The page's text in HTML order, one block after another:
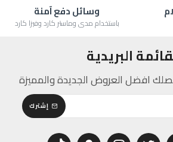
وسائل دفع آمنة
باستخدام مدى وماستر كارد وفيزا كارد
البريدية
افضل العروض الجديدة والمميزة
إشترك